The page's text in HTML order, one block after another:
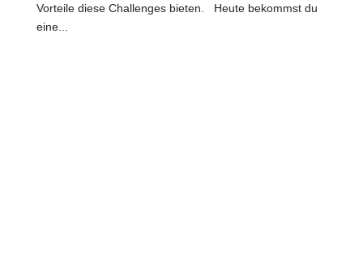
Vorteile diese Challenges bieten. Heute bekommst du
eine...